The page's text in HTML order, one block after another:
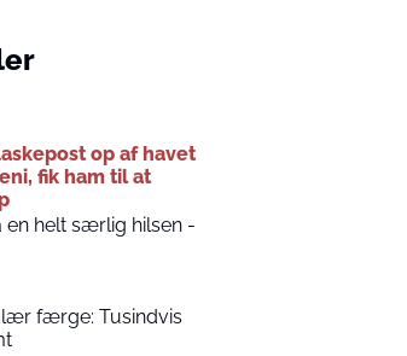
op af havet
fik ham til at
en helt særlig hilsen -
færge: Tusindvis